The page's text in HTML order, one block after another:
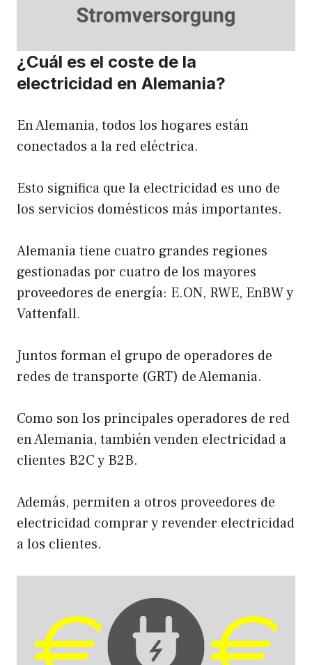
¿Cuál es el coste de la
electricidad en Alemania?
En Alemania, todos los hogares están
conectados a la red eléctrica.
Esto significa que la electricidad es uno de
los servicios domésticos más importantes.
Alemania tiene cuatro grandes regiones
gestionadas por cuatro de los mayores
proveedores de energía: E.ON, RWE, EnBW y
Vattenfall.
Juntos forman el grupo de operadores de
redes de transporte (GRT) de Alemania.
Como son los principales operadores de red
en Alemania, también venden electricidad a
clientes B2C y B2B.
Además, permiten a otros proveedores de
electricidad comprar y revender electricidad
a los clientes.